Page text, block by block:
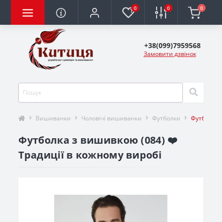
0 0 0
+38(099)7959568
Замовити дзвінок
Вишиванки Чоловічі вишиванки Футболки Футболка
Футболка з вишивкою (084) ❤️
Традиції в кожному виробі